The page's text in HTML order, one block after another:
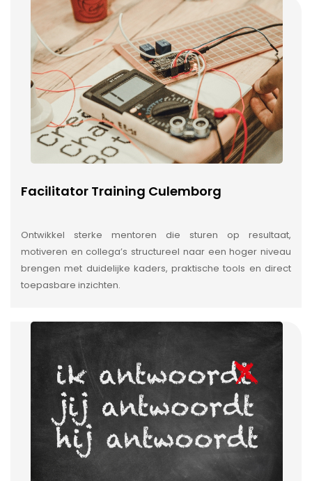
Facilitator Training Culemborg
Ontwikkel sterke mentoren die sturen op resultaat,
motiveren en collega’s structureel naar een hoger niveau
brengen met duidelijke kaders, praktische tools en direct
toepasbare inzichten.